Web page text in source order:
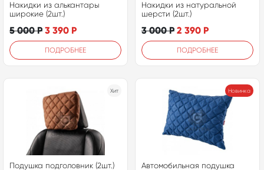
Накидки из алькантары
широкие (2шт.)
5 000Р 3 390 Р
ПОДРОБНЕЕ
Накидки из натуральной
шерсти (2шт.)
3 000Р 2 390 Р
ПОДРОБНЕЕ
Хит
Подушка подголовник (2шт.)
Новинка
Автомобильная подушка